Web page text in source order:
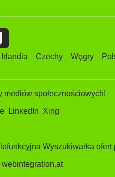
Irlandia Czechy Węgry
mediów społecznościowych!
LinkedIn Xing
Wyszukiwarka ofert